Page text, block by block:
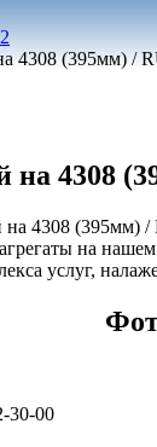
4308 (395мм) /
на 4308
4308 (395мм)
на
услуг,
30-00